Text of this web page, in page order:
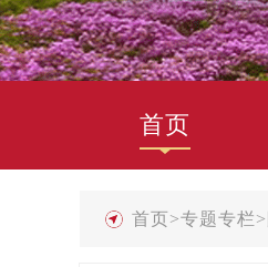
首页
首页>专题专栏>